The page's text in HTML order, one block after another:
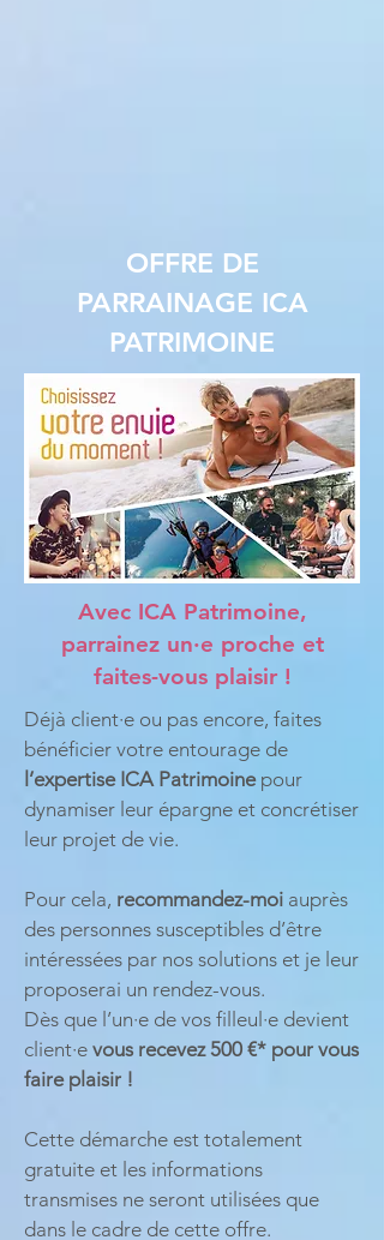
OFFRE DE
PARRAINAGE ICA
PATRIMOINE
Avec ICA Patrimoine,
parrainez un·e proche et
faites-vous plaisir !
Déjà client·e ou pas encore, faites
bénéficier votre entourage de
l’expertise ICA Patrimoinepour
dynamiser leur épargne et concrétiser
leur projet de vie.
Pour cela, recommandez-moi auprès
des personnes susceptibles d’être
intéressées par nos solutions et je leur
proposerai un rendez-vous.
Dès que l’un·e de vos filleul·e devient
client·e vous recevez 500 €* pour vous
faire plaisir !
Cette démarche est totalement
gratuite et les informations
transmises ne seront utilisées que
dans le cadre de cette offre.